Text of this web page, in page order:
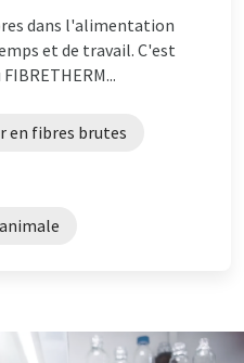
dans l'alimentation
et de travail. C'est
en fibres brutes